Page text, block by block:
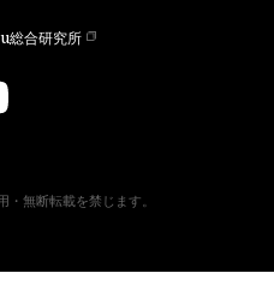
総合研究所
無断転載を禁じます。